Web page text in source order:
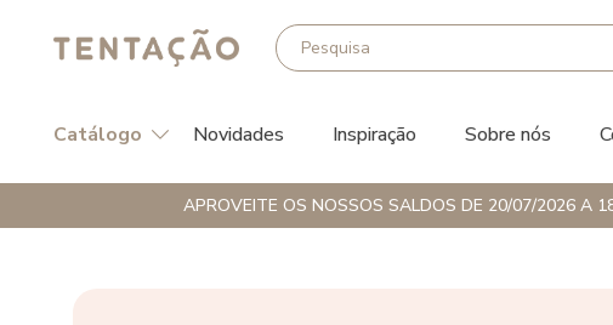
Catálogo Novidades Inspiração Sobre nós
APROVEITE OS NOSSOS SALDOS DE 20/07/2026 A